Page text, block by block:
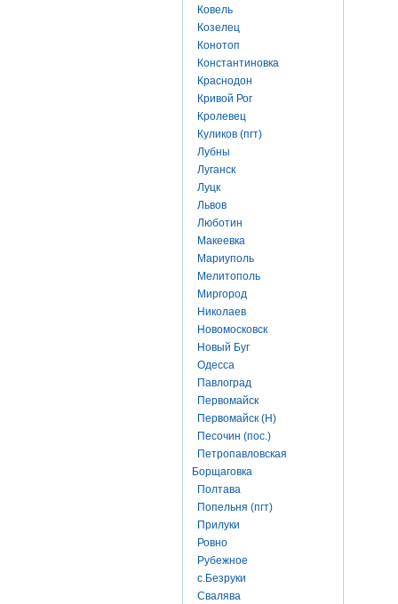
Ковель
Козелец
Конотоп
Константиновка
Краснодон
Кривой Рог
Кролевец
Куликов (пгт)
Лубны
Луганск
Луцк
Львов
Люботин
Макеевка
Мариуполь
Мелитополь
Миргород
Николаев
Новомосковск
Новый Буг
Одесса
Павлоград
Первомайск
Первомайск (Н)
Песочин (пос.)
Петропавловская
Борщаговка
Полтава
Попельня (пгт)
Прилуки
Ровно
Рубежное
с.Безруки
Свалява